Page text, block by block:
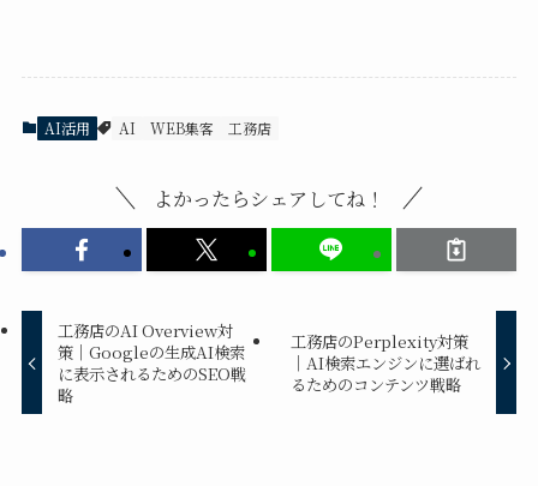
AI活用 AI WEB集客 工務店
よかったらシェアしてね！
工務店のAI Overview対
策｜Googleの生成AI検索
に表示されるためのSEO戦
略
工務店のPerplexity対策
｜AI検索エンジンに選ばれ
るためのコンテンツ戦略